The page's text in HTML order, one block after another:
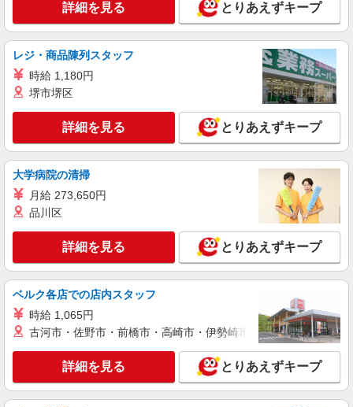
詳細を見る とりあえずキープ
レジ・商品陳列スタッフ
時給 1,180円
堺市堺区
詳細を見る とりあえずキープ
大学病院の清掃
月給 273,650円
品川区
詳細を見る とりあえずキープ
ベルク各店での店内スタッフ
時給 1,065円
古河市・佐野市・前橋市・高崎市・伊勢崎市・太田市・館林市
詳細を見る とりあえずキープ